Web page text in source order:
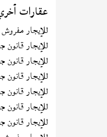
عقارات
للإيجار
للإيجار
للإيجار
للإيجار
للإيجار
للإيجار
للإيجار